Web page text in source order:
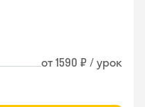
от 1590 ₽ / урок